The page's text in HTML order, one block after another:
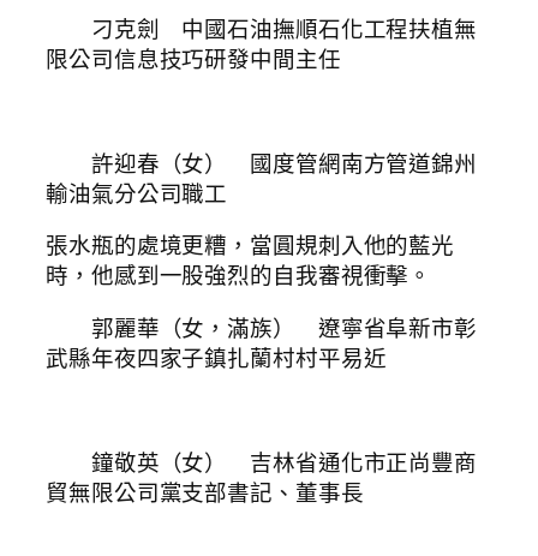
刁克劍 中國石油撫順石化工程扶植無
限公司信息技巧研發中間主任
許迎春（女） 國度管網南方管道錦州
輸油氣分公司職工
張水瓶的處境更糟，當圓規刺入他的藍光
時，他感到一股強烈的自我審視衝擊。
郭麗華（女，滿族） 遼寧省阜新市彰
武縣年夜四家子鎮扎蘭村村平易近
鐘敬英（女） 吉林省通化市正尚豐商
貿無限公司黨支部書記、董事長